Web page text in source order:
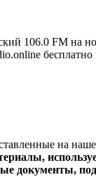
106.0 FM на
на
документы,